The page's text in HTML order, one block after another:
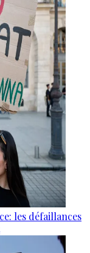
les défaillances